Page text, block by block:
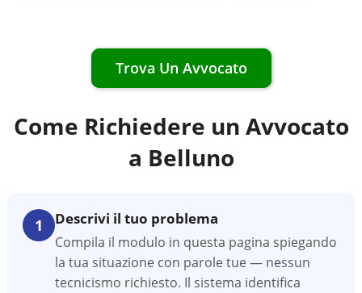
Trova Un Avvocato
Come Richiedere un Avvocato
a Belluno
1 Descrivi il tuo problema
Compila il modulo in questa pagina spiegando
la tua situazione con parole tue — nessun
tecnicismo richiesto. Il sistema identifica